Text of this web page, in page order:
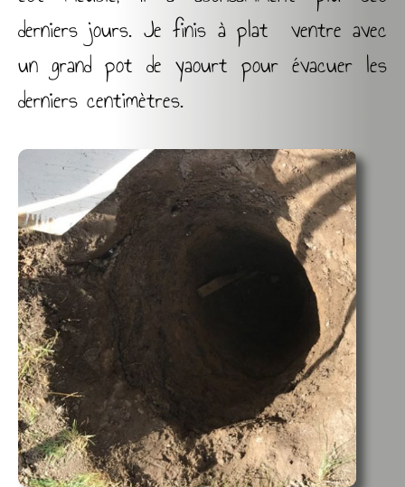
derniers jours. Je finis à plat ventre avec
un grand pot de yaourt pour évacuer les
derniers centimètres.